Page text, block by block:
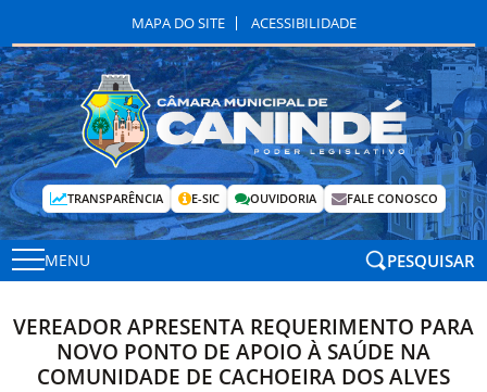
MAPA DO SITE ACESSIBILIDADE
TRANSPARÊNCIA E-SIC OUVIDORIA FALE CONOSCO
MENU PESQUISAR
VEREADOR APRESENTA REQUERIMENTO PARA
NOVO PONTO DE APOIO À SAÚDE NA
COMUNIDADE DE CACHOEIRA DOS ALVES